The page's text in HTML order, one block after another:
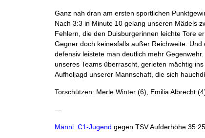
Ganz nah dran am ersten sportlichen
Nach 3:3 in Minute 10 gelang unseren Mädels
Fehlern, die den Duisburgerinnen leichte Tore
Gegner doch keinesfalls außer Reichweite.
defensiv leistete man deutlich mehr
unseres Teams überrascht, gerieten mächtig
Aufholjagd unserer Mannschaft, die sich
Torschützen: Merle Winter (6), Emilia Albrecht
—
Männl. C1-Jugend gegen TSV Aufderhöhe